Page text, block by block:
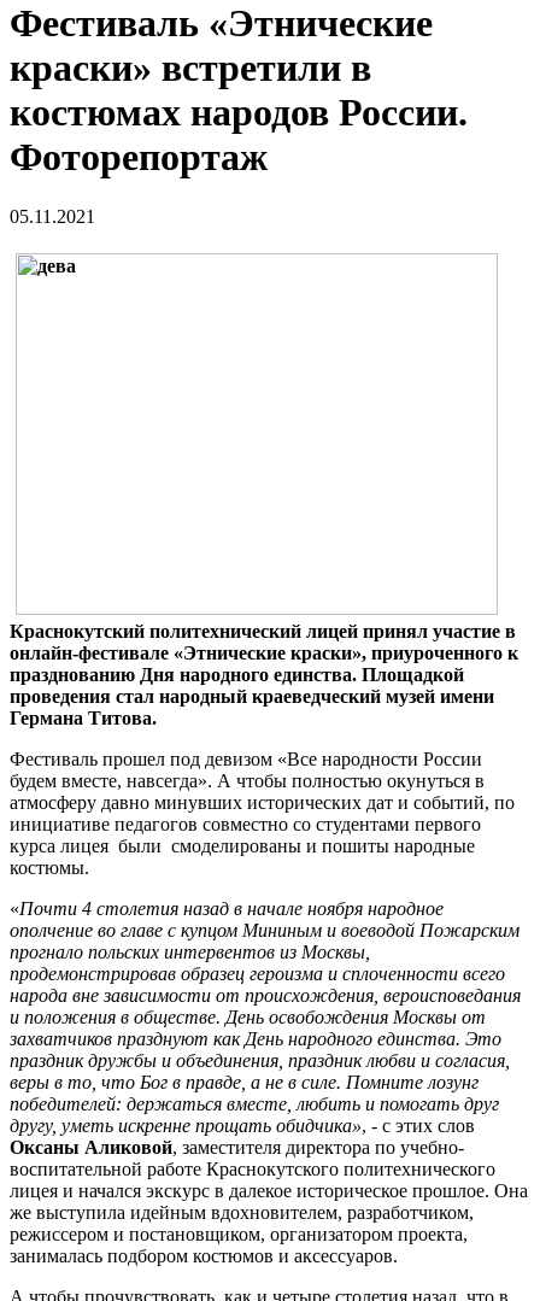
Фестиваль «Этнические
краски» встретили в
костюмах народов России.
Фоторепортаж
05.11.2021
Краснокутский политехнический лицей принял участие в
онлайн-фестивале «Этнические краски», приуроченного к
празднованию Дня народного единства. Площадкой
проведения стал народный краеведческий музей имени
Германа Титова.
Фестиваль прошел под девизом «Все народности России
будем вместе, навсегда». А чтобы полностью окунуться в
атмосферу давно минувших исторических дат и событий, по
инициативе педагогов совместно со студентами первого
курса лицея были смоделированы и пошиты народные
костюмы.
«Почти 4 столетия назад в начале ноября народное
ополчение во главе с купцом Мининым и воеводой Пожарским
прогнало польских интервентов из Москвы,
продемонстрировав образец героизма и сплоченности всего
народа вне зависимости от происхождения, вероисповедания
и положения в обществе. День освобождения Москвы от
захватчиков празднуют как День народного единства. Это
праздник дружбы и объединения, праздник любви и согласия,
веры в то, что Бог в правде, а не в силе. Помните лозунг
победителей: держаться вместе, любить и помогать друг
другу, уметь искренне прощать обидчика», - с этих слов
Оксаны Аликовой, заместителя директора по учебно-
воспитательной работе Краснокутского политехнического
лицея и начался экскурс в далекое историческое прошлое. Она
же выступила идейным вдохновителем, разработчиком,
режиссером и постановщиком, организатором проекта,
занималась подбором костюмов и аксессуаров.
А чтобы прочувствовать, как и четыре столетия назад, что в